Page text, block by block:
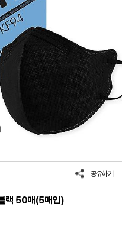
공유하기
랙 50매(5매입)